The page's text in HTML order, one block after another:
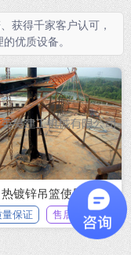
获得千家客户认可，
优质设备。
热镀锌吊篮使用
量保证 售后无忧